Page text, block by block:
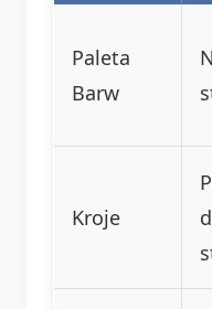
Paleta
Barw
Kroje